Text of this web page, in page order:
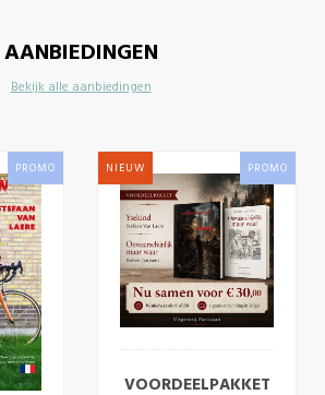
AANBIEDINGEN
Bekijk alle aanbiedingen
PROMO NIEUW PROMO
VOORDEELPAKKET